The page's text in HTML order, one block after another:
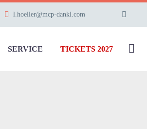
l.hoeller@mcp-dankl.com
SERVICE TICKETS 2027